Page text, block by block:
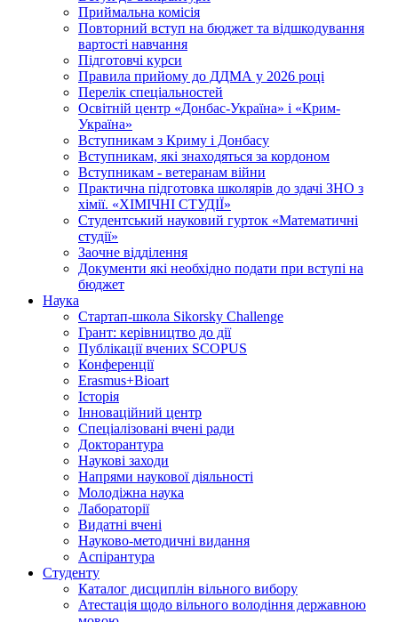
Приймальна комісія
Повторний вступ на бюджет та відшкодування
вартості навчання
Підготовчі курси
Правила прийому до ДДМА у 2026 році
Перелік спеціальностей
Освітній центр «Донбас-Україна» і «Крим-
Україна»
Вступникам з Криму і Донбасу
Вступникам, які знаходяться за кордоном
Вступникам - ветеранам війни
Практична підготовка школярів до здачі ЗНО з
хімії. «ХІМІЧНІ СТУДІЇ»
Студентський науковий гурток «Математичні
студії»
Заочне відділення
Документи які необхідно подати при вступі на
бюджет
Наука
Стартап-школа Sikorsky Challenge
Грант: керівництво до дії
Публікації вчених SCOPUS
Конференції
Erasmus+Bioart
Історія
Інноваційний центр
Спеціалізовані вчені ради
Докторантура
Наукові заходи
Напрями наукової діяльності
Молодіжна наука
Лабораторії
Видатні вчені
Науково-методичні видання
Аспірантура
Студенту
Каталог дисциплін вільного вибору
Атестація щодо вільного володіння державною